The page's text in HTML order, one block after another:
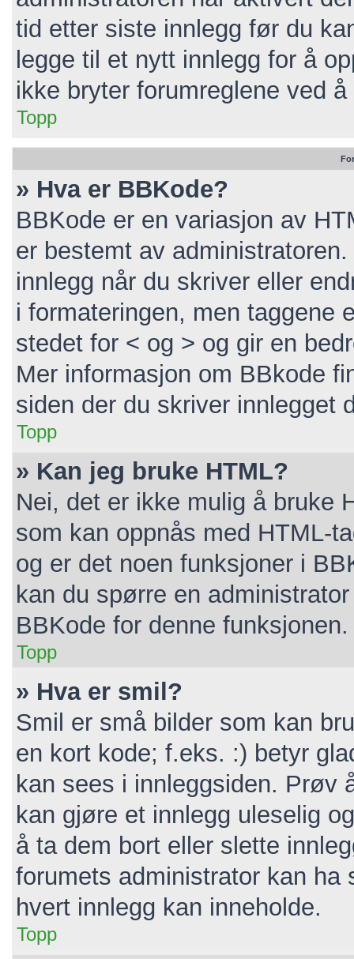
tid etter siste innlegg før du
legge til et nytt innlegg for å
ikke bryter forumreglene ved
Topp
» Hva er BBKode?
BBKode er en variasjon av
er bestemt av
innlegg når du skriver eller
i formateringen, men taggene
stedet for < og > og gir en
Mer informasjon om BBkode
siden der du skriver innlegget
Topp
» Kan jeg bruke HTML?
Nei, det er ikke mulig å bruke
som kan oppnås med HTML-
og er det noen funksjoner i
kan du spørre en
BBKode for denne funksjonen.
Topp
» Hva er smil?
Smil er små bilder som kan
en kort kode; f.eks. :) betyr
kan sees i innleggsiden. Prøv
kan gjøre et innlegg uleselig
å ta dem bort eller slette
forumets administrator kan ha
hvert innlegg kan inneholde.
Topp